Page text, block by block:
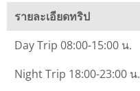
รายละเอียดทริป
Day Trip 08:00-15:00 น.
Night Trip 18:00-23:00 น.